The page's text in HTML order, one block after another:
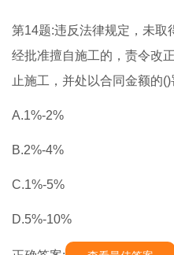
第14题:违反法律规定，未取
经批准擅自施工的，责令改
止施工，并处以合同金额的()
A.1%-2%
B.2%-4%
C.1%-5%
D.5%-10%